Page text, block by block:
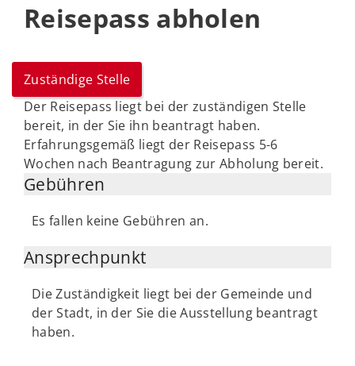
Reisepass abholen
Zuständige Stelle
Der Reisepass liegt bei der zuständigen Stelle
bereit, in der Sie ihn beantragt haben.
Erfahrungsgemäß liegt der Reisepass 5-6
Wochen nach Beantragung zur Abholung bereit.
Gebühren
Es fallen keine Gebühren an.
Ansprechpunkt
Die Zuständigkeit liegt bei der Gemeinde und
der Stadt, in der Sie die Ausstellung beantragt
haben.